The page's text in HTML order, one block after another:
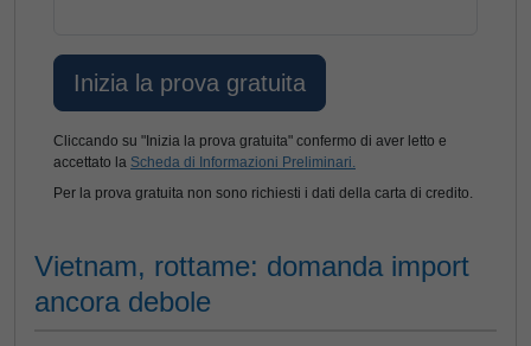
Cliccando su "Inizia la prova gratuita" confermo di aver letto e
accettato la Scheda di Informazioni Preliminari.
Per la prova gratuita non sono richiesti i dati della carta di credito.
Vietnam, rottame: domanda import
ancora debole